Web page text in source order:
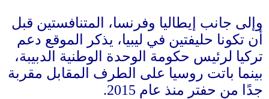
وإلى جانب إيطاليا وفرنسا، المتنافستين قبل
أن تكونا حليفتين في ليبيا، يذكر الموقع دعم
تركيا لرئيس حكومة الوحدة الوطنية الدبيبة،
بينما باتت روسيا على الطرف المقابل مقربة
جدًا من حفتر منذ عام 2015.